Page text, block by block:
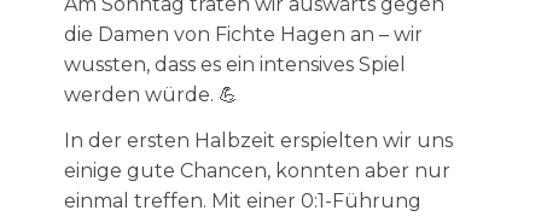
die Damen von Fichte Hagen an – wir
wussten, dass es ein intensives Spiel
werden würde. 💪
In der ersten Halbzeit erspielten wir uns
einige gute Chancen, konnten aber nur
einmal treffen. Mit einer 0:1-Führung